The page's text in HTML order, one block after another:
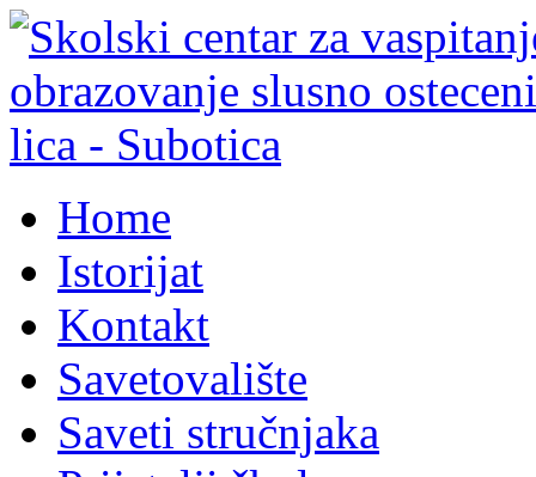
Home
Istorijat
Kontakt
Savetovalište
Saveti stručnjaka